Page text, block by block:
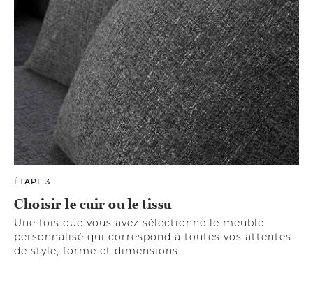
ÉTAPE 3
Choisir le cuir ou le tissu
Une fois que vous avez sélectionné le meuble
personnalisé qui correspond à toutes vos attentes
de style, forme et dimensions.